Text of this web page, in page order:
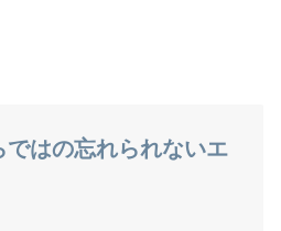
ではの忘れられないエ